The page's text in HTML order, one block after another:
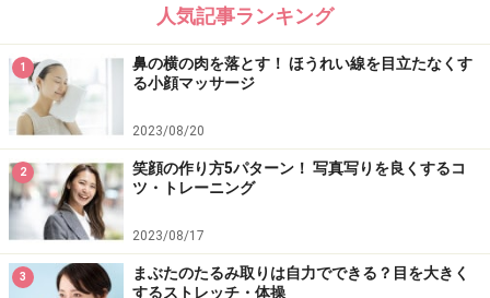
人気記事ランキング
1
鼻の横の肉を落とす！ ほうれい線を目立たなくす
る小顔マッサージ
2023/08/20
2
笑顔の作り方5パターン！ 写真写りを良くするコ
ツ・トレーニング
2023/08/17
3
まぶたのたるみ取りは自力でできる？目を大きく
するストレッチ・体操